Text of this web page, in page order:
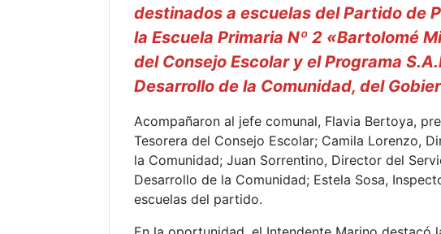
destinados a escuelas del Partido de
la Escuela Primaria Nº 2 «Bartolomé
del Consejo Escolar y el Programa
Desarrollo de la Comunidad, del
Acompañaron al jefe comunal, Flavia Bertoya,
Tesorera del Consejo Escolar; Camila Lorenzo,
la Comunidad; Juan Sorrentino, Director del
Desarrollo de la Comunidad; Estela Sosa,
escuelas del partido.